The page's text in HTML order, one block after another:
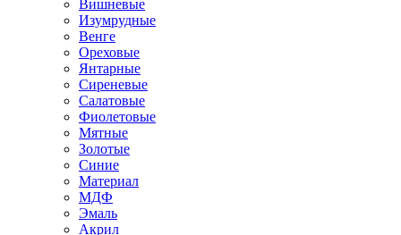
Вишневые
Изумрудные
Венге
Ореховые
Янтарные
Сиреневые
Салатовые
Фиолетовые
Мятные
Золотые
Синие
Материал
МДФ
Эмаль
Акрил